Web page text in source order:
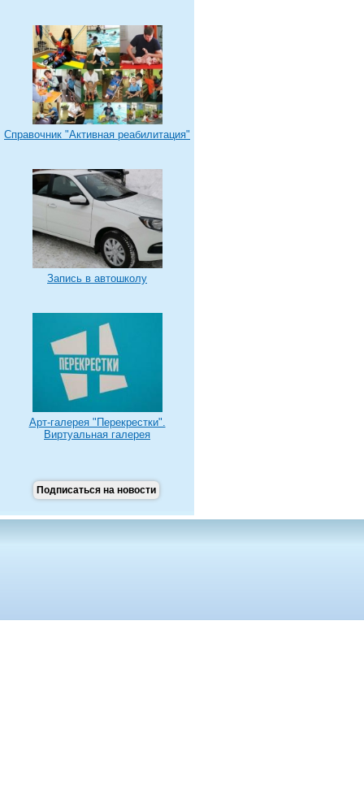
Справочник "Активная реабилитация"
Запись в автошколу
Арт-галерея "Перекрестки".
Виртуальная галерея
Подписаться на новости